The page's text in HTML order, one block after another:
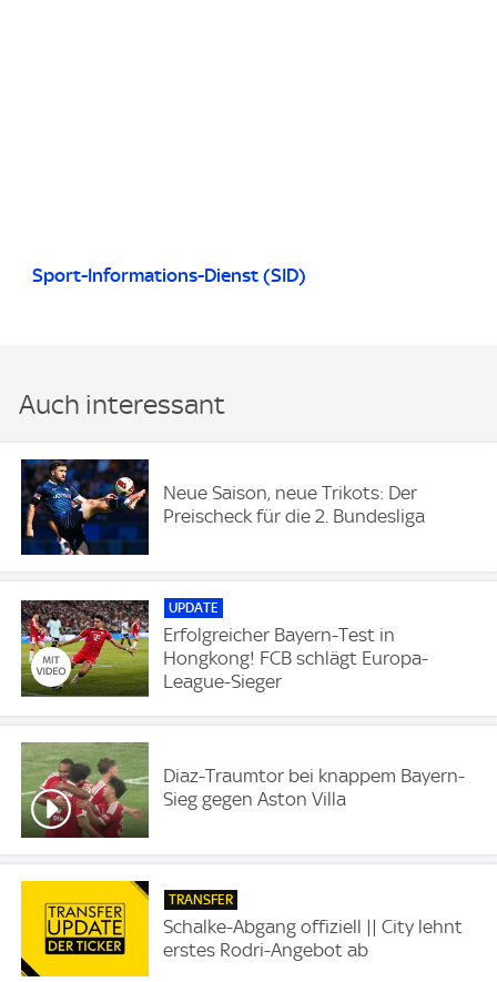
Sport-Informations-Dienst (SID)
Auch interessant
Neue Saison, neue Trikots: Der
Preischeck für die 2. Bundesliga
UPDATE
Erfolgreicher Bayern-Test in
Hongkong! FCB schlägt Europa-
League-Sieger
Diaz-Traumtor bei knappem Bayern-
Sieg gegen Aston Villa
TRANSFER
Schalke-Abgang offiziell || City lehnt
erstes Rodri-Angebot ab